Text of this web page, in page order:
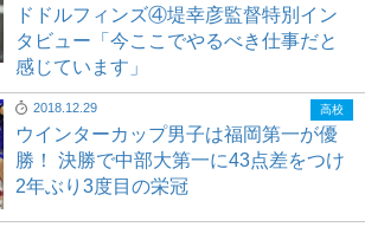
ドドルフィンズ④堤幸彦監督特別イン
タビュー「今ここでやるべき仕事だと
感じています」
2018.12.29
ウインターカップ男子は福岡第一が優
勝！ 決勝で中部大第一に43点差をつけ
2年ぶり3度目の栄冠
高校